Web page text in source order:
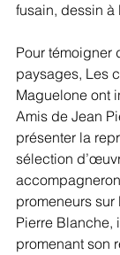
fusain, dessin
Pour témoigner
paysages, Les
Maguelone ont
Amis de Jean
présenter la
sélection
promeneurs sur
Pierre Blanche,
promenant son